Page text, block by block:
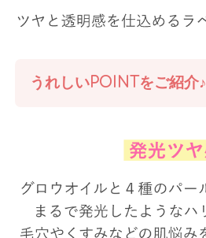
うれしいPOINTをご紹介♪